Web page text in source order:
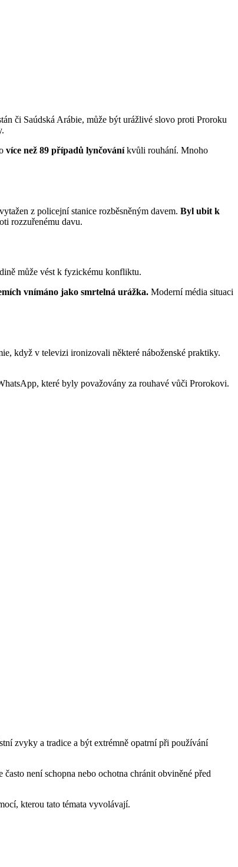
či Saúdská Arábie, může být urážlivé slovo proti Proroku
více než 89 případů lynčováníkvůli rouhání. Mnoho
z policejní stanice rozběsněným davem. Byl ubit k
rozzuřenému davu.
může vést k fyzickému konfliktu.
vnímáno jako smrtelná urážka. Moderní média situaci
když v televizi ironizovali některé náboženské praktiky.
které byly považovány za rouhavé vůči Prorokovi.
zvyky a tradice a být extrémně opatrní při používání
často není schopna nebo ochotna chránit obviněné před
kterou tato témata vyvolávají.